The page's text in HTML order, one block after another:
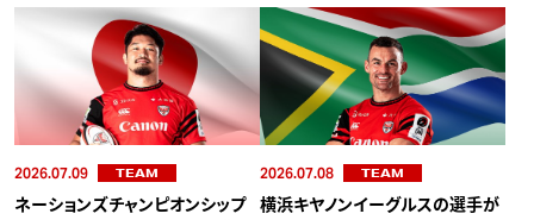
2026.07.09 TEAM
ネーションズチャンピオンシップ
2026.07.08 TEAM
横浜キヤノンイーグルスの選手が